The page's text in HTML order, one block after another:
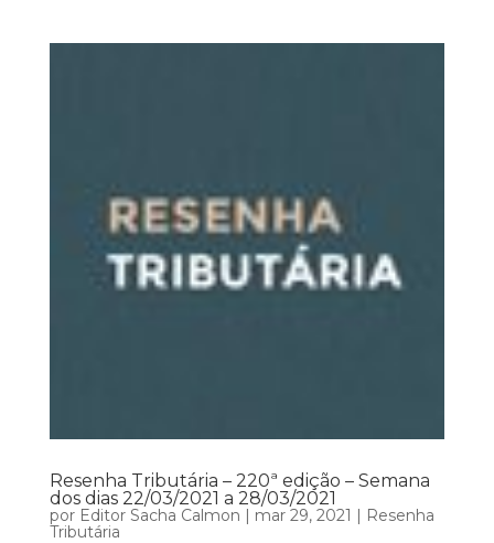
Resenha Tributária – 220ª edição – Semana
dos dias 22/03/2021 a 28/03/2021
por Editor Sacha Calmon | mar 29, 2021 | Resenha
Tributária